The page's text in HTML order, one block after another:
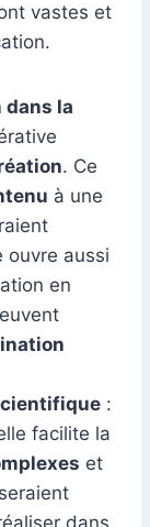
vastes et
la
. Ce
à une
ouvre aussi
en
:
facilite la
et